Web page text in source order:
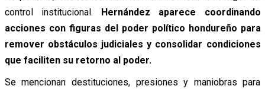
control institucional.
Hernández aparece coordinando
acciones con figuras del poder político hondureño para
remover obstáculos judiciales y consolidar condiciones
que faciliten su retorno al poder.
Se mencionan destituciones, presiones y maniobras para